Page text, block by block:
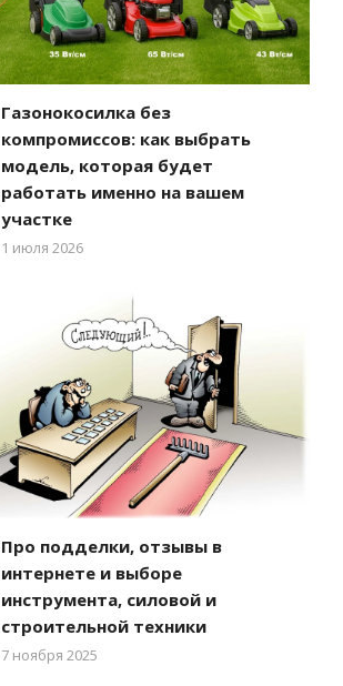
Газонокосилка без
компромиссов: как выбрать
модель, которая будет
работать именно на вашем
участке
1 июля 2026
Про подделки, отзывы в
интернете и выборе
инструмента, силовой и
строительной техники
7 ноября 2025